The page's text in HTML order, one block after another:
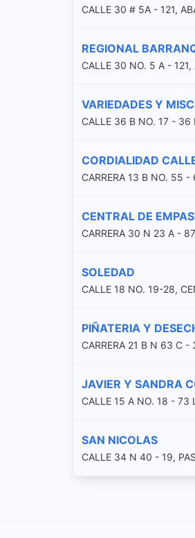
CALLE 30 # 5A - 121,
REGIONAL
CALLE 30 NO. 5 A -
VARIEDADES Y
CALLE 36 B NO. 17 - 36
CORDIALIDAD
CARRERA 13 B NO. 55
CENTRAL DE
CARRERA 30 N 23 A -
SOLEDAD
CALLE 18 NO. 19-28,
PIÑATERIA Y
CARRERA 21 B N 63 C -
JAVIER Y SANDRA
CALLE 15 A NO. 18 - 73
SAN NICOLAS
CALLE 34 N 40 - 19,